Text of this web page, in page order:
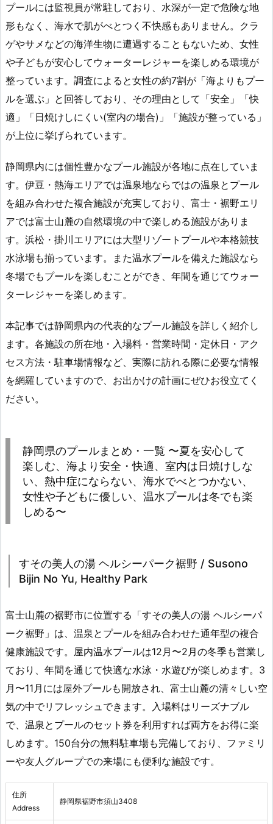
プールには監視員が常駐しており、水深が一定で危険な地
形もなく、海水で肌がべとつく不快感もありません。クラ
ゲやサメなどの海洋生物に遭遇することもないため、女性
や子どもが安心してウォーターレジャーを楽しめる環境が
整っています。調査によると女性の約7割が「海よりもプー
ルを選ぶ」と回答しており、その理由として「安全」「快
適」「日焼けしにくい(室内の場合)」「施設が整っている」
が上位に挙げられています。
静岡県内には個性豊かなプール施設が各地に点在していま
す。伊豆・熱海エリアでは温泉地ならではの温泉とプール
を組み合わせた複合施設が充実しており、富士・裾野エリ
アでは富士山麓の自然環境の中で楽しめる施設がありま
す。浜松・掛川エリアには大型リゾートプールや本格競技
水泳場も揃っています。また温水プールを備えた施設なら
冬場でもプールを楽しむことができ、年間を通じてウォー
ターレジャーを楽しめます。
本記事では静岡県内の代表的なプール施設を詳しく紹介し
ます。各施設の所在地・入場料・営業時間・定休日・アク
セス方法・駐車場情報など、実際に訪れる際に必要な情報
を網羅していますので、お出かけの計画にぜひお役立てく
ださい。
静岡県のプールまとめ・一覧 〜夏を安心して
楽しむ、海より安全・快適、室内は日焼けしな
い、熱中症にならない、海水でべとつかない、
女性や子どもに優しい、温水プールは冬でも楽
しめる〜
すその美人の湯 ヘルシーパーク裾野 / Susono
Bijin No Yu, Healthy Park
富士山麓の裾野市に位置する「すその美人の湯 ヘルシーパ
ーク裾野」は、温泉とプールを組み合わせた通年型の複合
健康施設です。屋内温水プールは12月〜2月の冬季も営業し
ており、年間を通じて快適な水泳・水遊びが楽しめます。3
月〜11月には屋外プールも開放され、富士山麓の清々しい空
気の中でリフレッシュできます。入場料はリーズナブル
で、温泉とプールのセット券を利用すれば両方をお得に楽
しめます。150台分の無料駐車場も完備しており、ファミリ
ーや友人グループでの来場にも便利な施設です。
住所
Address
静岡県裾野市須山3408